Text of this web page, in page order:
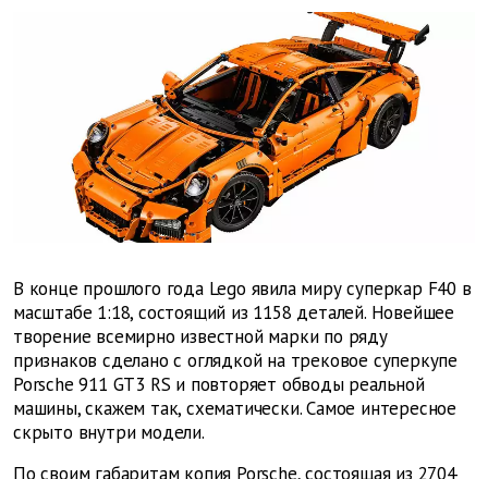
В конце прошлого года Lego явила миру суперкар F40 в
масштабе 1:18, состоящий из 1158 деталей. Новейшее
творение всемирно известной марки по ряду
признаков сделано с оглядкой на трековое суперкупе
Porsche 911 GT3 RS и повторяет обводы реальной
машины, скажем так, схематически. Самое интересное
скрыто внутри модели.
По своим габаритам копия Porsche, состоящая из 2704